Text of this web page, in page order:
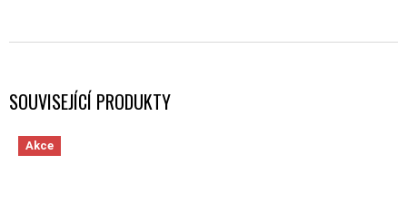
SOUVISEJÍCÍ PRODUKTY
Akce